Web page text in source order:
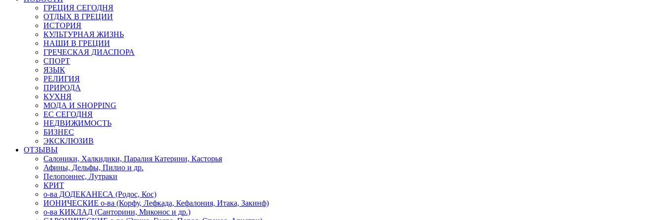
ГРЕЦИЯ СЕГОДНЯ
ОТДЫХ В ГРЕЦИИ
ИСТОРИЯ
КУЛЬТУРНАЯ ЖИЗНЬ
НАШИ В ГРЕЦИИ
ГРЕЧЕСКАЯ ДИАСПОРА
СПОРТ
ЯЗЫК
РЕЛИГИЯ
ПРИРОДА
КУХНЯ
МОДА И SHOPPING
ЕС СЕГОДНЯ
НЕДВИЖИМОСТЬ
БИЗНЕС
ЭКСКЛЮЗИВ
ОТЗЫВЫ
Салоники, Халкидики, Паралия Катерини, Касторья
Афины, Дельфы, Пилио и др.
Пелопоннес, Лутраки
КРИТ
о-ва ДОДЕКАНЕСА (Родос, Кос)
ИОНИЧЕСКИЕ о-ва (Корфу, Лефкада, Кефалония, Итака, Закинф)
о-ва КИКЛАД (Санторини, Миконос и др.)